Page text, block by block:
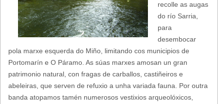
o
d
e
b
u
recolle as augas
do río Sarria,
para
desembocar
pola marxe esquerda do Miño, limitando cos municipios de
Portomarín e O Páramo. As súas marxes amosan un gran
patrimonio natural, con fragas de carballos, castiñeiros e
abeleiras, que serven de refuxio a unha variada fauna. Por outra
banda atopamos tamén numerosos vestixios arqueolóxicos,